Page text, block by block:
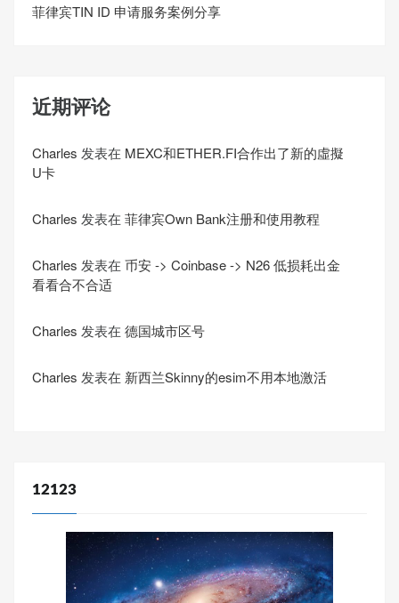
菲律宾TIN ID 申请服务案例分享
近期评论
Charles 发表在 MEXC和ETHER.FI合作出了新的虛擬
U卡
Charles 发表在 菲律宾Own Bank注册和使用教程
Charles 发表在 币安 -> Coinbase -> N26 低损耗出金
看看合不合适
Charles 发表在 德国城市区号
Charles 发表在 新西兰Skinny的esim不用本地激活
12123